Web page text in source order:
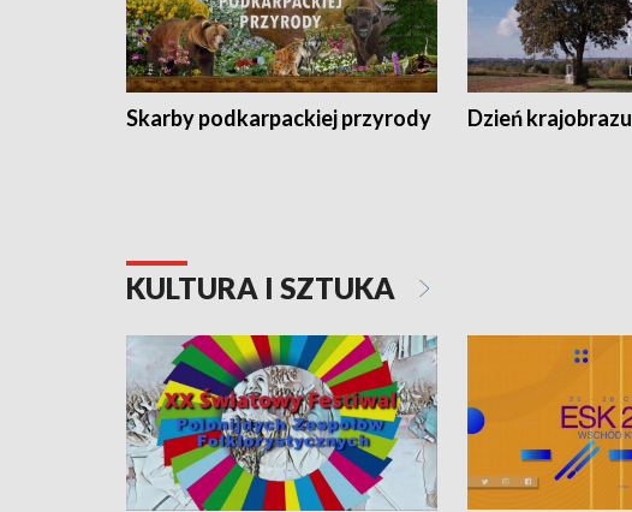
Skarby podkarpackiej przyrody Dzień krajobrazu
KULTURA I SZTUKA